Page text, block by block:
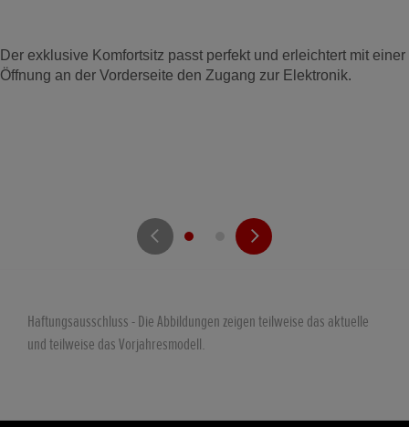
Der exklusive Komfortsitz passt perfekt und erleichtert mit einer
Öffnung an der Vorderseite den Zugang zur Elektronik.
Haftungsausschluss - Die Abbildungen zeigen teilweise das aktuelle
und teilweise das Vorjahresmodell.